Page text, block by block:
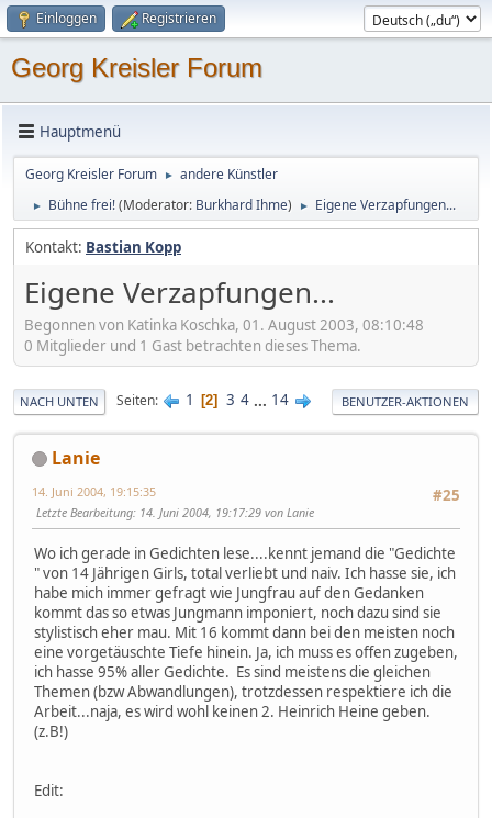
Einloggen Registrieren
Georg Kreisler Forum
Hauptmenü
Georg Kreisler Forum ► andere Künstler
► Bühne frei!(Moderator: Burkhard Ihme) ► Eigene Verzapfungen...
Kontakt: Bastian Kopp
Eigene Verzapfungen...
Begonnen von Katinka Koschka, 01. August 2003, 08:10:48
0 Mitglieder und 1 Gast betrachten dieses Thema.
NACH UNTEN Seiten 1 2 3 4 ... 14 BENUTZER-AKTIONEN
Lanie
#25
14. Juni 2004, 19:15:35
Letzte Bearbeitung: 14. Juni 2004, 19:17:29 von Lanie
Wo ich gerade in Gedichten lese....kennt jemand die "Gedichte
" von 14 Jährigen Girls, total verliebt und naiv. Ich hasse sie, ich
habe mich immer gefragt wie Jungfrau auf den Gedanken
kommt das so etwas Jungmann imponiert, noch dazu sind sie
stylistisch eher mau. Mit 16 kommt dann bei den meisten noch
eine vorgetäuschte Tiefe hinein. Ja, ich muss es offen zugeben,
ich hasse 95% aller Gedichte. Es sind meistens die gleichen
Themen (bzw Abwandlungen), trotzdessen respektiere ich die
Arbeit...naja, es wird wohl keinen 2. Heinrich Heine geben.
(z.B!)
Edit: